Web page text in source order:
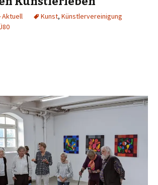
Aktuell Kunst, Künstlervereinigung